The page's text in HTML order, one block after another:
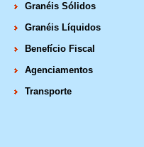
Granéis Sólidos
Granéis Líquidos
Benefício Fiscal
Agenciamentos
Transporte